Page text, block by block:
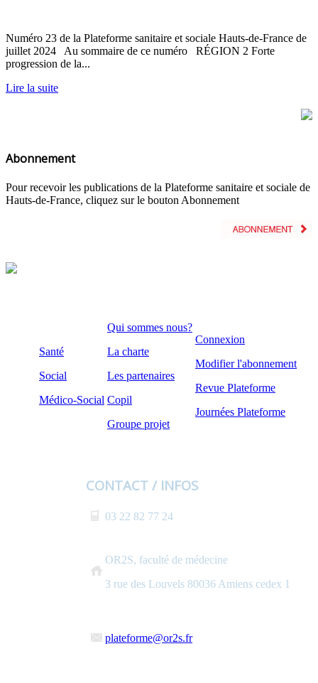
Numéro 23 de la Plateforme sanitaire et sociale Hauts-de-France de
juillet 2024 Au sommaire de ce numéro RÉGION 2 Forte
progression de la...
Lire la suite
Abonnement
Pour recevoir les publications de la Plateforme sanitaire et sociale de
Hauts-de-France, cliquez sur le bouton Abonnement
Santé
Social
Médico-Social
Qui sommes nous?
La charte
Les partenaires
Copil
Groupe projet
Connexion
Modifier l'abonnement
Revue Plateforme
Journées Plateforme
CONTACT / INFOS
03 22 82 77 24
OR2S, faculté de médecine
3 rue des Louvels 80036 Amiens cedex 1
plateforme@or2s.fr